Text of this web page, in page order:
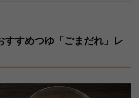
すすめつゆ「ごまだれ」レ